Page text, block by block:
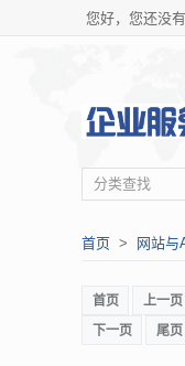
您好，您还没
分类查找
首页 > 网站与
首页 上一页
下一页
尾页